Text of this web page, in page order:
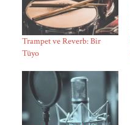
Trampet ve Reverb: Bir
Tüyo